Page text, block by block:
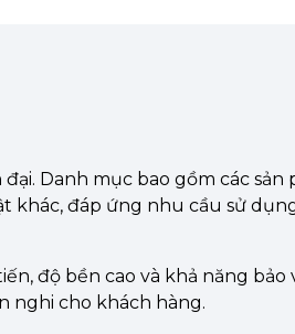
Danh mục bao gồm các sản
khác, đáp ứng nhu cầu sử
độ bền cao và khả năng bảo
nghi cho khách hàng.